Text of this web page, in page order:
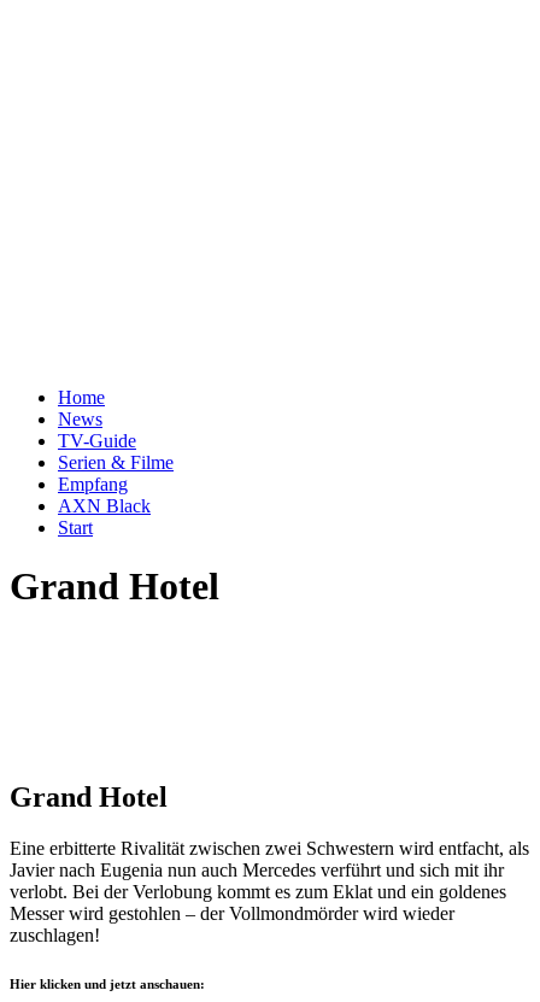
Home
News
TV-Guide
Serien & Filme
Empfang
AXN Black
Start
Grand Hotel
Grand Hotel
Eine erbitterte Rivalität zwischen zwei Schwestern wird entfacht, als
Javier nach Eugenia nun auch Mercedes verführt und sich mit ihr
verlobt. Bei der Verlobung kommt es zum Eklat und ein goldenes
Messer wird gestohlen – der Vollmondmörder wird wieder
zuschlagen!
Hier klicken und jetzt anschauen: